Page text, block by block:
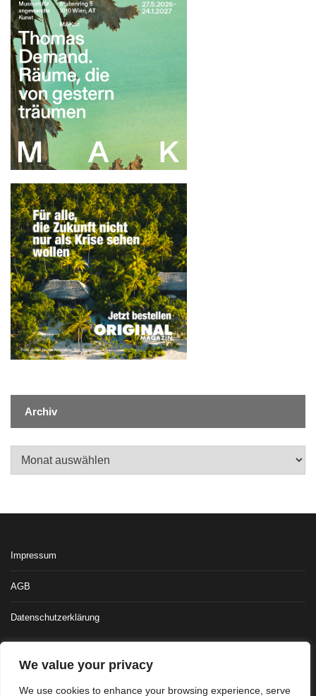
We value your privacy
We use cookies to enhance your browsing experience, serve
Archiv
Impressum
AGB
Datenschutzerklärung